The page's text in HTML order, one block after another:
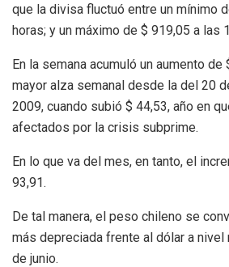
que la divisa fluctuó entre un mínimo
horas; y un máximo de $ 919,05 a las
En la semana acumuló un aumento de
mayor alza semanal desde la del 20
2009, cuando subió $ 44,53, año en
afectados por la crisis subprime.
En lo que va del mes, en tanto, el
93,91.
De tal manera, el peso chileno se
más depreciada frente al dólar a nivel
de junio.